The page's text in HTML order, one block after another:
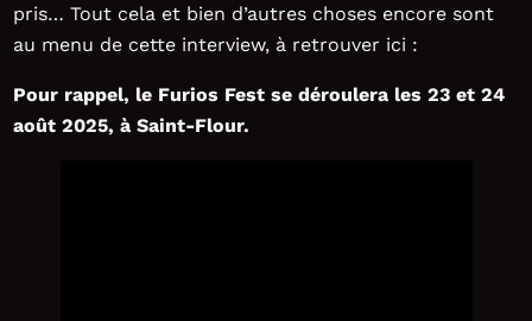
pris… Tout cela et bien d’autres choses encore sont
au menu de cette interview, à retrouver ici :
Pour rappel, le Furios Fest se déroulera les 23 et 24
août 2025, à Saint-Flour.